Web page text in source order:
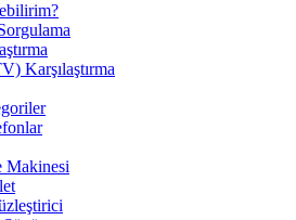
Karşılaştırma
Makinesi